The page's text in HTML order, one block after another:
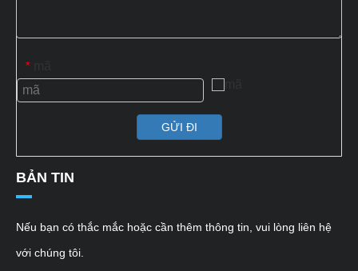
*
GỬI ĐI
BẢN TIN
Nếu bạn có thắc mắc hoặc cần thêm thông tin, vui lòng liên hệ
với chúng tôi.